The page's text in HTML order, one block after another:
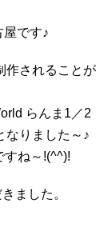
です♪
作されることが
らんま1／2
なりました～♪
すね～!(^^)!
ました。